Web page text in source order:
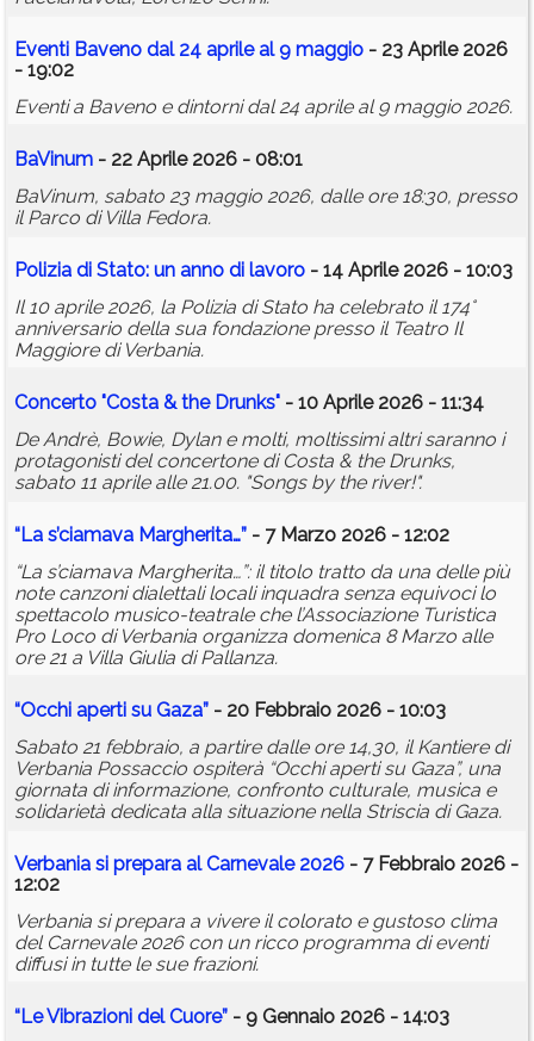
Eventi Baveno dal 24 aprile al 9 maggio - 23 Aprile 2026
- 19:02
Eventi a Baveno e dintorni dal 24 aprile al 9 maggio 2026.
BaVinum - 22 Aprile 2026 - 08:01
BaVinum, sabato 23 maggio 2026, dalle ore 18:30, presso
il Parco di Villa Fedora.
Polizia di Stato: un anno di lavoro - 14 Aprile 2026 - 10:03
Il 10 aprile 2026, la Polizia di Stato ha celebrato il 174°
anniversario della sua fondazione presso il Teatro Il
Maggiore di Verbania.
Concerto "Costa & the Drunks" - 10 Aprile 2026 - 11:34
De Andrè, Bowie, Dylan e molti, moltissimi altri saranno i
protagonisti del concertone di Costa & the Drunks,
sabato 11 aprile alle 21.00. "Songs by the river!".
“La s’ciamava Margherita…” - 7 Marzo 2026 - 12:02
“La s’ciamava Margherita…”: il titolo tratto da una delle più
note canzoni dialettali locali inquadra senza equivoci lo
spettacolo musico-teatrale che l’Associazione Turistica
Pro Loco di Verbania organizza domenica 8 Marzo alle
ore 21 a Villa Giulia di Pallanza.
“Occhi aperti su Gaza” - 20 Febbraio 2026 - 10:03
Sabato 21 febbraio, a partire dalle ore 14,30, il Kantiere di
Verbania Possaccio ospiterà “Occhi aperti su Gaza”, una
giornata di informazione, confronto culturale, musica e
solidarietà dedicata alla situazione nella Striscia di Gaza.
Verbania si prepara al Carnevale 2026 - 7 Febbraio 2026 -
12:02
Verbania si prepara a vivere il colorato e gustoso clima
del Carnevale 2026 con un ricco programma di eventi
diffusi in tutte le sue frazioni.
“Le Vibrazioni del Cuore” - 9 Gennaio 2026 - 14:03